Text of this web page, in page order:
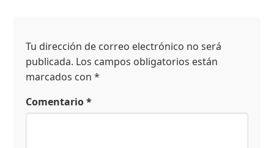
Tu dirección de correo electrónico no será
publicada. Los campos obligatorios están
marcados con*
Comentario*